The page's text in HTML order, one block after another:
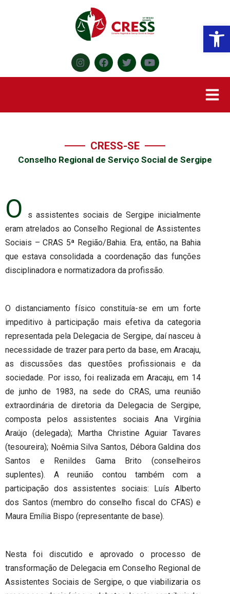
CRESS-SE
Conselho Regional de Serviço Social de Sergipe
O
s assistentes sociais de Sergipe inicialmente
eram atrelados ao Conselho Regional de Assistentes
Sociais – CRAS 5ª Região/Bahia. Era, então, na Bahia
que estava consolidada a coordenação das funções
disciplinadora e normatizadora da profissão.
O distanciamento físico constituía-se em um forte
impeditivo à participação mais efetiva da categoria
representada pela Delegacia de Sergipe, daí nasceu à
necessidade de trazer para perto da base, em Aracaju,
as discussões das questões profissionais e da
sociedade. Por isso, foi realizada em Aracaju, em 14
de junho de 1983, na sede do CRAS, uma reunião
extraordinária de diretoria da Delegacia de Sergipe,
composta pelos assistentes sociais Ana Virgínia
Araújo (delegada); Martha Christine Aguiar Tavares
(tesoureira); Noêmia Silva Santos, Débora Galdina dos
Santos e Renildes Gama Brito (conselheiros
suplentes). A reunião contou também com a
participação dos assistentes sociais: Luís Alberto
dos Santos (membro do conselho fiscal do CFAS) e
Maura Emília Bispo (representante de base).
Nesta foi discutido e aprovado o processo de
transformação de Delegacia em Conselho Regional de
Assistentes Sociais de Sergipe, o que viabilizaria os